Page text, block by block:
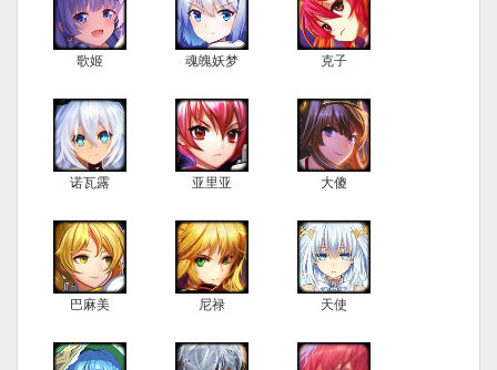
歌姬 魂魄妖梦 克子
诺瓦露 亚里亚 大傻
巴麻美 尼禄 天使